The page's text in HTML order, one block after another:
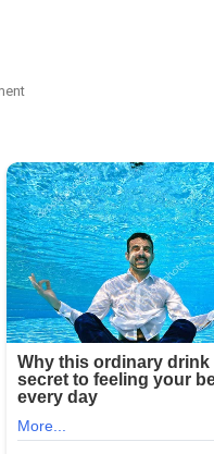
On
આવીને
કહ્યું
કે
હવે
આ
લોકો
પર
કોઈ
દયા
નહીં
બધા